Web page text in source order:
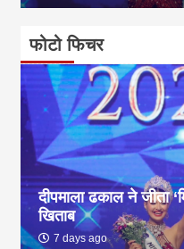
फोटो फिचर
दीपमाला ढकाल ने जीता
खिताब
7 days ago